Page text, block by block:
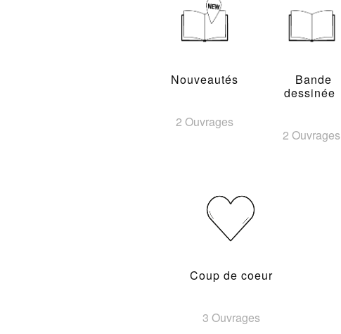
Nouveautés
2 Ouvrages
Bande
dessinée
2 Ouvrages
Coup de coeur
3 Ouvrages